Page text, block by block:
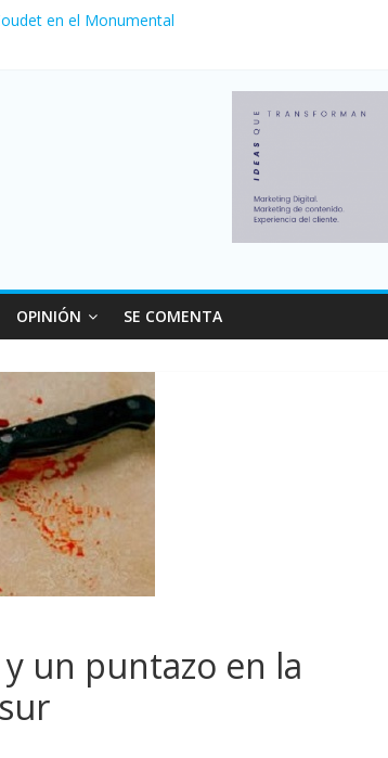
en el Monumental
movimiento y consumo turístico: 4,6 millones de
usados en julio: bajó un 12,6% interanual
OPINIÓN SE COMENTA
un puntazo en la